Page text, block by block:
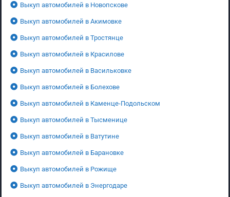
Выкуп автомобилей в Новопскове
Выкуп автомобилей в Акимовке
Выкуп автомобилей в Тростянце
Выкуп автомобилей в Красилове
Выкуп автомобилей в Васильковке
Выкуп автомобилей в Болехове
Выкуп автомобилей в Каменце-Подольском
Выкуп автомобилей в Тысменице
Выкуп автомобилей в Ватутине
Выкуп автомобилей в Барановке
Выкуп автомобилей в Рожище
Выкуп автомобилей в Энергодаре